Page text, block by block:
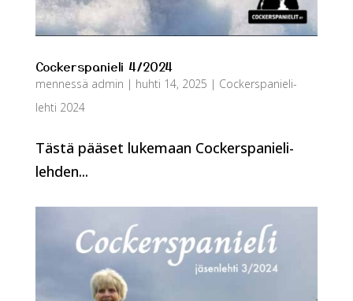
Cockerspanieli 4/2024
mennessä admin | huhti 14, 2025 | Cockerspanieli-
lehti 2024
Tästä pääset lukemaan Cockerspanieli-
lehden...